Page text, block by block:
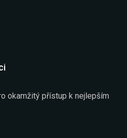
okamžitý přístup k nejlepším